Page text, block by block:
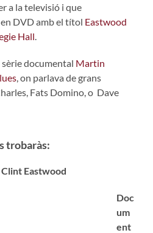
a la televisió i que
DVD amb el títol Eastwood
Hall
sèrie documental Martin
, on parlava de grans
Fats Domino, o Dave
trobaràs:
Eastwood
Doc
um
ent